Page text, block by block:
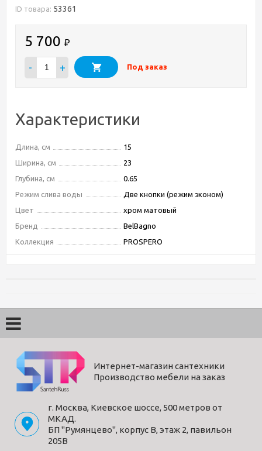
ID товара: 53361
5 700 ₽
- + Под заказ
Характеристики
Длина, см
15
Ширина, см
23
Глубина, см
0.65
Режим слива воды
Две кнопки (режим эконом)
Цвет
хром матовый
Бренд
BelBagno
Коллекция
PROSPERO
Управление
Дизайн
современный
Тип монтажа
- Самовывоз из шоу-рума по адресу Киевское шоссе, 500
метров от МКАД. БП "Румянцево", корпус В, этаж 2,
павильон 205В
Интернет-магазин сантехники
Производство мебели на заказ
г. Москва, Киевское шоссе, 500 метров от
МКАД.
БП "Румянцево", корпус В, этаж 2, павильон
205В